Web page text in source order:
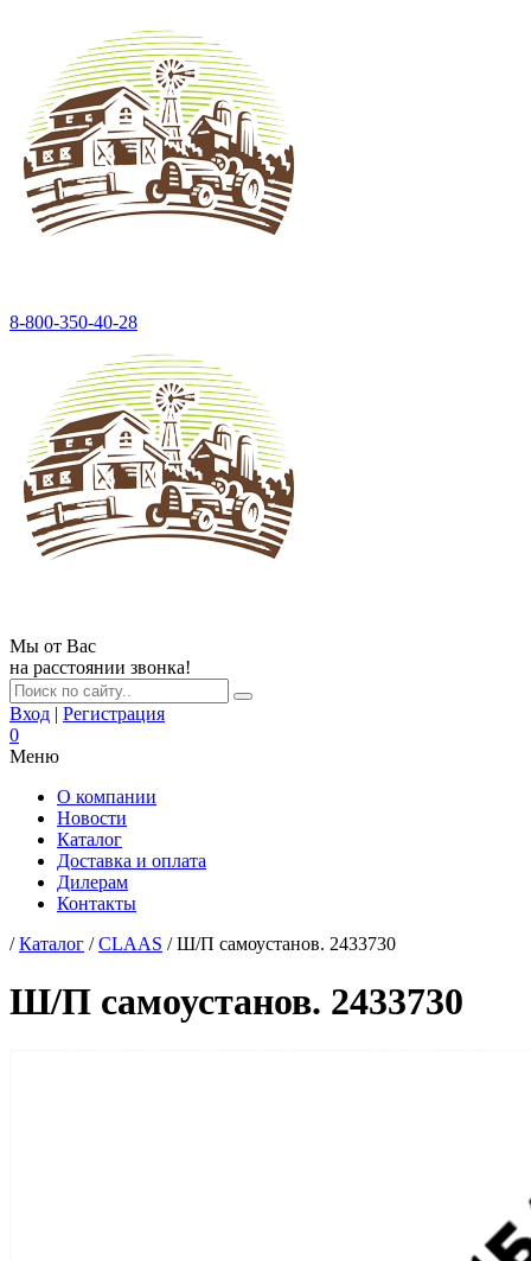
8-800-350-40-28
Мы от Вас
на расстоянии звонка!
Вход | Регистрация
0
Меню
О компании
Новости
Каталог
Доставка и оплата
Дилерам
Контакты
/Каталог /CLAAS / Ш/П самоустанов. 2433730
Ш/П самоустанов. 2433730